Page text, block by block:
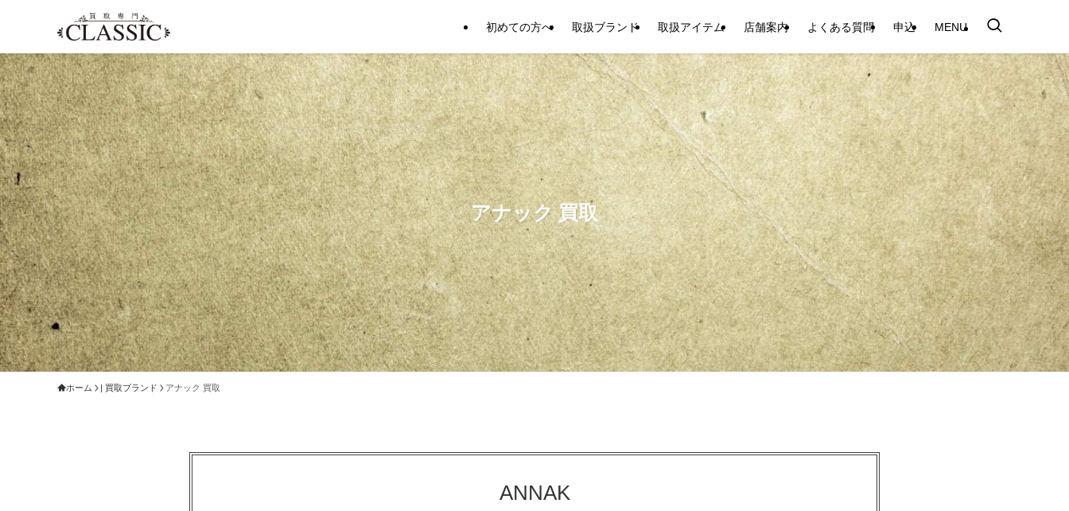
初めての方へ 取扱ブランド 取扱アイテム 店舗案内 よくある質問 申込 MENU
アナック 買取
ホーム | 買取ブランド アナック 買取
ANNAK